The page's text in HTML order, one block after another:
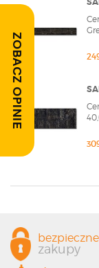
ZOBACZ OPINIE
bezpieczne
zakupy